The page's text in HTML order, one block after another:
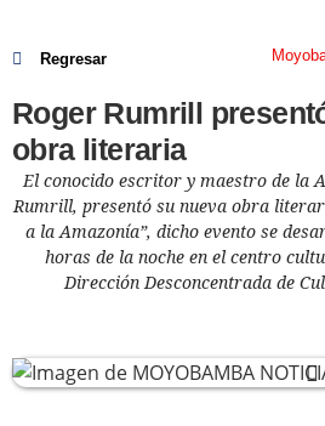
Regresar
Roger Rumrill
obra literaria
El conocido escritor y maestro de la
Rumrill, presentó su nueva obra
a la Amazonía”, dicho evento se
horas de la noche en el centro
Dirección Desconcentrada de